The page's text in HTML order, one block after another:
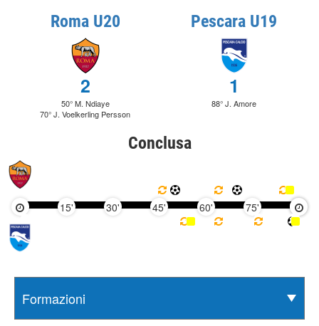
Roma U20
2
50° M. Ndiaye
70° J. Voelkerling Persson
Pescara U19
1
88° J. Amore
Conclusa
15' 30' 45' 60' 75' 90'